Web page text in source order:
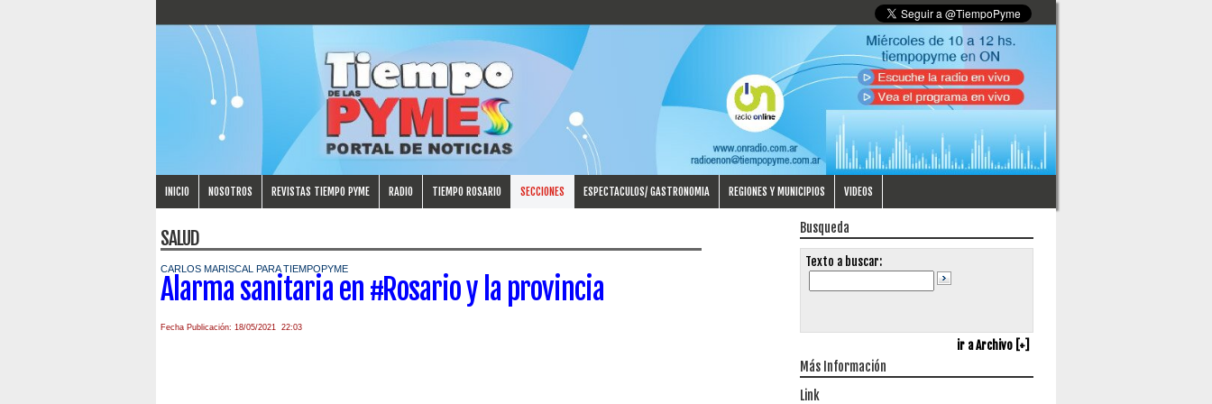
INICIO NOSOTROS REVISTAS TIEMPO PYME RADIO TIEMPO ROSARIO SECCIONES ESPECTACULOS/ GASTRONOMIA REGIONES Y MUNICIPIOS VIDEOS
SALUD
CARLOS MARISCAL PARA TIEMPOPYME
Alarma sanitaria en #Rosario y la provincia
Fecha Publicación: 18/05/2021 22:03
Busqueda
Texto a buscar:
ir a Archivo [+]
Más Información
Link